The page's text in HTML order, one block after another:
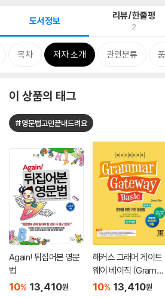
도서정보 리뷰/한줄평
2
목차 저자 소개 관련분류
이 상품의 태그
#영문법고민끝내드려요
Again! 뒤집어본 영문
법
10% 13,410원
해커스 그래머 게이트
웨이 베이직 (Gramm
ar Gateway Basic)
10% 13,410원